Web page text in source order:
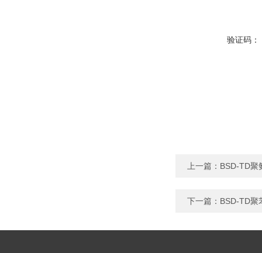
验证码：
上一篇： BSD-TD聚
下一篇： BSD-TD聚